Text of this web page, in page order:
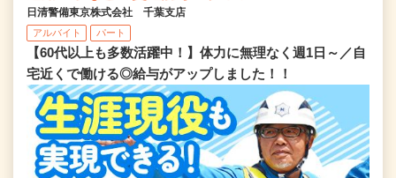
日清警備東京株式会社 千葉支店
アルバイト パート
【60代以上も多数活躍中！】体力に無理なく週1日～／自
宅近くで働ける◎給与がアップしました！！